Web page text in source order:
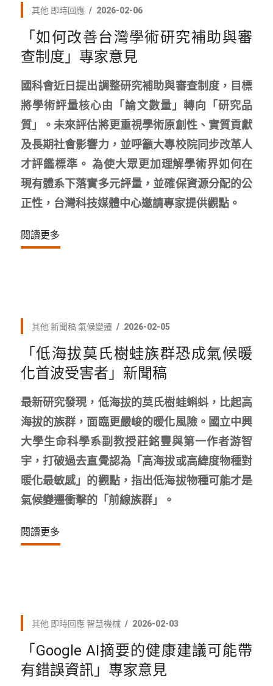
其他 即時回應 2026-02-06
「如何改善台灣學術研究補助與審
查制度」專家意見
國科會近日提出調整研究補助與審查制度，目標
將學術評量核心由「論文數量」轉向「研究品
質」。未來評估將更重視學術原創性、實質貢獻
及長期社會影響力，並呼籲大專校院同步改革人
才評鑑標準。 為使大眾更加理解學術界如何在
現有體系下落實多元評量，並確保資源分配的公
正性，台灣科技媒體中心邀請專家提供觀點。
閱讀更多
其他 新聞稿 氣候變遷 2026-02-05
「低海拔莫氏樹蛙族群恐成氣候暖
化首波受害者」新聞稿
最新研究發現，低海拔的莫氏樹蛙蝌蚪，比起高
海拔的族群，面臨更嚴峻的暖化風險。國立中興
大學生命科學系副教授莊銘豐與第一作者游智
宇，打破過去直覺認為「高海拔或高緯度物種對
暖化最敏感」的觀點，指出低海拔物種可能才是
氣候變遷衝擊的「前線族群」。
閱讀更多
其他 即時回應 智慧機械 2026-02-03
「Google AI摘要的健康建議可能帶
有錯誤資訊」專家意見